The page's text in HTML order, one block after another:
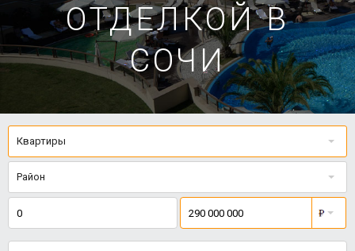
ОТДЕЛКОЙ В
СОЧИ
Квартиры
Район